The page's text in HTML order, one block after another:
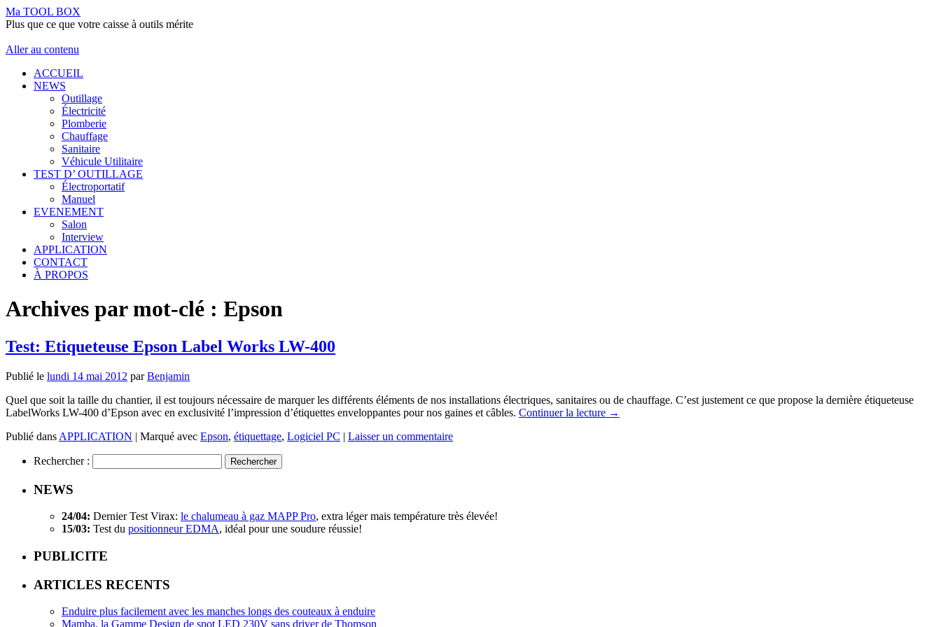
Ma TOOL BOX
Plus que ce que votre caisse à outils mérite
Aller au contenu
ACCUEIL
NEWS
Outillage
Électricité
Plomberie
Chauffage
Sanitaire
Véhicule Utilitaire
TEST D’ OUTILLAGE
Électroportatif
Manuel
EVENEMENT
Salon
Interview
APPLICATION
CONTACT
À PROPOS
Archives par mot-clé : Epson
Test: Etiqueteuse Epson Label Works LW-400
Publié le lundi 14 mai 2012 par Benjamin
Quel que soit la taille du chantier, il est toujours nécessaire de marquer les différents éléments de nos installations électriques, sanitaires ou de chauffage. C’est justement ce que propose la dernière étiqueteuse
LabelWorks LW-400 d’Epson avec en exclusivité l’impression d’étiquettes enveloppantes pour nos gaines et câbles. Continuer la lecture →
Publié dans APPLICATION | Marqué avec Epson, étiquettage, Logiciel PC | Laisser un commentaire
Rechercher :
NEWS
24/04: Dernier Test Virax: le chalumeau à gaz MAPP Pro, extra léger mais température très élevée!
15/03: Test du positionneur EDMA, idéal pour une soudure réussie!
PUBLICITE
ARTICLES RECENTS
Enduire plus facilement avec les manches longs des couteaux à enduire
Mamba, la Gamme Design de spot LED 230V sans driver de Thomson